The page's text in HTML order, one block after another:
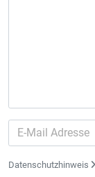
Datenschutzhinweis